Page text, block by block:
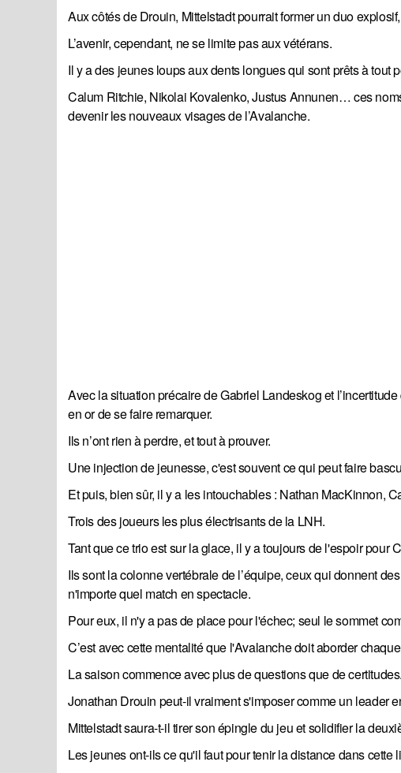
Aux côtés de Drouin, Mittelstadt pourrait former un duo
L’avenir, cependant, ne se limite pas aux vétérans.
Il y a des jeunes loups aux dents longues qui sont prêts à tout
Calum Ritchie, Nikolai Kovalenko, Justus Annunen… ces
devenir les nouveaux visages de l’Avalanche.
Avec la situation précaire de Gabriel Landeskog et
en or de se faire remarquer.
Ils n’ont rien à perdre, et tout à prouver.
Une injection de jeunesse, c'est souvent ce qui peut faire
Et puis, bien sûr, il y a les intouchables : Nathan MacKinnon,
Trois des joueurs les plus électrisants de la LNH.
Tant que ce trio est sur la glace, il y a toujours de l'espoir pour
Ils sont la colonne vertébrale de l’équipe, ceux qui donnent
n'importe quel match en spectacle.
Pour eux, il n'y a pas de place pour l'échec; seul le sommet
C’est avec cette mentalité que l'Avalanche doit aborder
La saison commence avec plus de questions que de certitudes.
Jonathan Drouin peut-il vraiment s'imposer comme un leader
Mittelstadt saura-t-il tirer son épingle du jeu et solidifier la
Les jeunes ont-ils ce qu'il faut pour tenir la distance dans cette